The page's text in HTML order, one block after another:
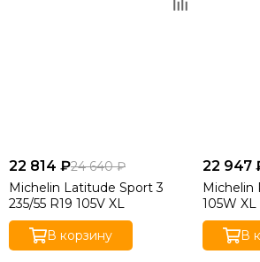
22 814 ₽24 640 ₽
Michelin Latitude Sport 3
235/55 R19 105V XL
В корзину
22 947
Michelin
105W XL
В